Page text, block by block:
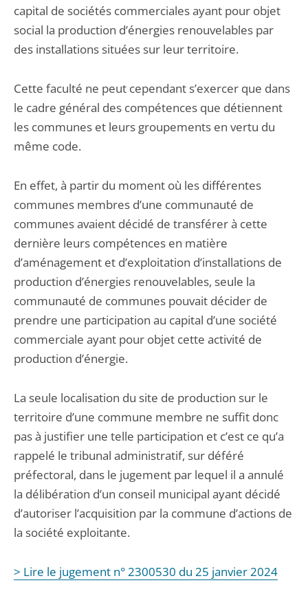
capital de sociétés commerciales ayant pour objet
social la production d’énergies renouvelables par
des installations situées sur leur territoire.
Cette faculté ne peut cependant s’exercer que dans
le cadre général des compétences que détiennent
les communes et leurs groupements en vertu du
même code.
En effet, à partir du moment où les différentes
communes membres d’une communauté de
communes avaient décidé de transférer à cette
dernière leurs compétences en matière
d’aménagement et d’exploitation d’installations de
production d’énergies renouvelables, seule la
communauté de communes pouvait décider de
prendre une participation au capital d’une société
commerciale ayant pour objet cette activité de
production d’énergie.
La seule localisation du site de production sur le
territoire d’une commune membre ne suffit donc
pas à justifier une telle participation et c’est ce qu’a
rappelé le tribunal administratif, sur déféré
préfectoral, dans le jugement par lequel il a annulé
la délibération d’un conseil municipal ayant décidé
d’autoriser l’acquisition par la commune d’actions de
la société exploitante.
> Lire le jugement n° 2300530 du 25 janvier 2024